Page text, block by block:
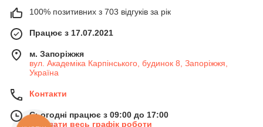
100% позитивних з 703 відгуків за рік
Працює з 17.07.2021
м. Запоріжжя
вул. Академіка Карпінського, будинок 8, Запоріжжя,
Україна
Контакти
Сьогодні працює з 09:00 до 17:00
Показати весь графік роботи